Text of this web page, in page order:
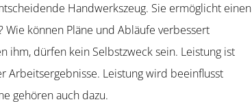
Handwerkszeug. Sie ermög­licht einen
können Pläne und Abläufe verbessert
ihm, dürfen kein Selbst­zweck sein. Leistung ist
Arbeits­er­geb­nisse. Leistung wird beein­flusst
gehören auch dazu.